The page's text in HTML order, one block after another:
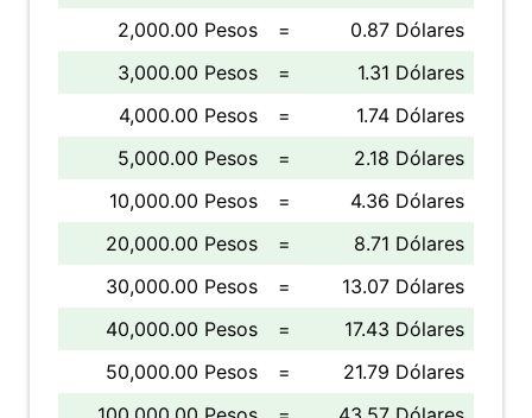
2,000.00 Pesos
=
0.87 Dólares
3,000.00 Pesos
=
1.31 Dólares
4,000.00 Pesos
=
1.74 Dólares
5,000.00 Pesos
=
2.18 Dólares
10,000.00 Pesos
=
4.36 Dólares
20,000.00 Pesos
=
8.71 Dólares
30,000.00 Pesos
=
13.07 Dólares
40,000.00 Pesos
=
17.43 Dólares
50,000.00 Pesos
=
21.79 Dólares